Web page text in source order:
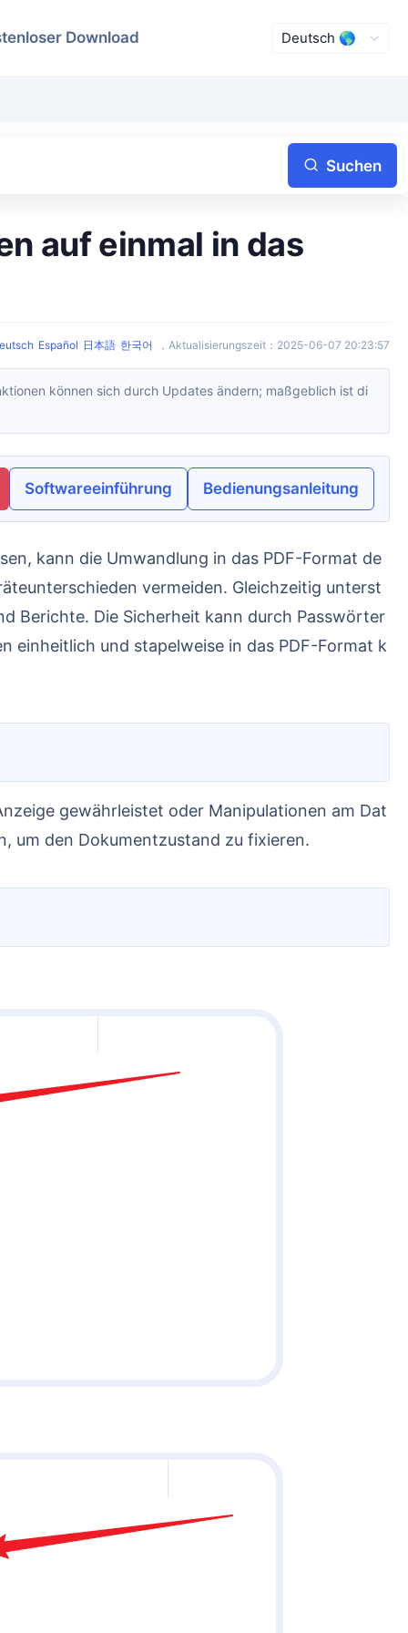
Download
Suchen
Español 日本語 한국어 ， Aktualisierungszeit ： 2025-06-07 20:23:57
Softwareeinführung Bedienungsanleitung
vermeiden. Gleichzeitig unterst
Berichte. Die Sicherheit kann durch Passwörter
einheitlich und stapelweise in das PDF-Format k
um den Dokumentzustand zu fixieren.